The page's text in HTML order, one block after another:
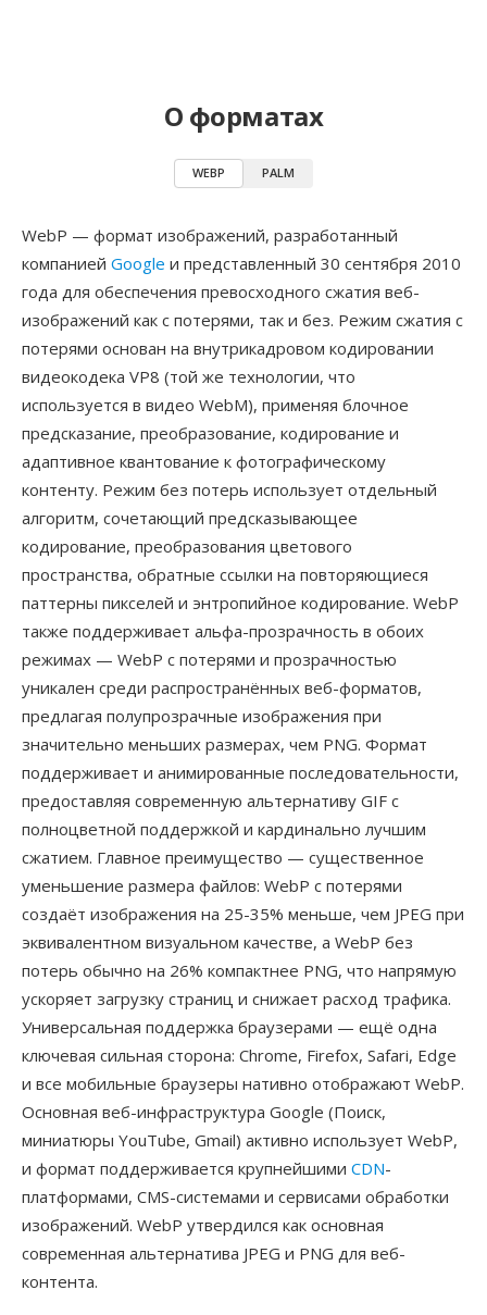
О форматах
WEBP PALM
WebP — формат изображений, разработанный
компанией Google и представленный 30 сентября 2010
года для обеспечения превосходного сжатия веб-
изображений как с потерями, так и без. Режим сжатия с
потерями основан на внутрикадровом кодировании
видеокодека VP8 (той же технологии, что
используется в видео WebM), применяя блочное
предсказание, преобразование, кодирование и
адаптивное квантование к фотографическому
контенту. Режим без потерь использует отдельный
алгоритм, сочетающий предсказывающее
кодирование, преобразования цветового
пространства, обратные ссылки на повторяющиеся
паттерны пикселей и энтропийное кодирование. WebP
также поддерживает альфа-прозрачность в обоих
режимах — WebP с потерями и прозрачностью
уникален среди распространённых веб-форматов,
предлагая полупрозрачные изображения при
значительно меньших размерах, чем PNG. Формат
поддерживает и анимированные последовательности,
предоставляя современную альтернативу GIF с
полноцветной поддержкой и кардинально лучшим
сжатием. Главное преимущество — существенное
уменьшение размера файлов: WebP с потерями
создаёт изображения на 25-35% меньше, чем JPEG при
эквивалентном визуальном качестве, а WebP без
потерь обычно на 26% компактнее PNG, что напрямую
ускоряет загрузку страниц и снижает расход трафика.
Универсальная поддержка браузерами — ещё одна
ключевая сильная сторона: Chrome, Firefox, Safari, Edge
и все мобильные браузеры нативно отображают WebP.
Основная веб-инфраструктура Google (Поиск,
миниатюры YouTube, Gmail) активно использует WebP,
и формат поддерживается крупнейшими CDN-
платформами, CMS-системами и сервисами обработки
изображений. WebP утвердился как основная
современная альтернатива JPEG и PNG для веб-
контента.